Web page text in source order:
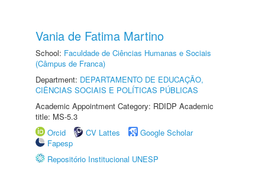
Vania de Fatima Martino
School: Faculdade de Ciências Humanas e Sociais
(Câmpus de Franca)
Department: DEPARTAMENTO DE EDUCAÇÃO,
CIÊNCIAS SOCIAIS E POLÍTICAS PÚBLICAS
Academic Appointment Category: RDIDP Academic
title: MS-5.3
Orcid
CV Lattes
Google Scholar
Fapesp
Repositório Institucional UNESP